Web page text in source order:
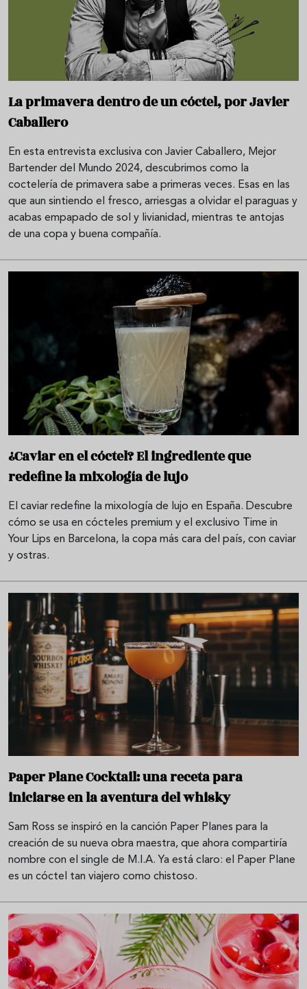
La primavera dentro de un cóctel, por Javier
Caballero
En esta entrevista exclusiva con Javier Caballero, Mejor
Bartender del Mundo 2024, descubrimos como la
coctelería de primavera sabe a primeras veces. Esas en las
que aun sintiendo el fresco, arriesgas a olvidar el paraguas y
acabas empapado de sol y livianidad, mientras te antojas
de una copa y buena compañía.
¿Caviar en el cóctel? El ingrediente que
redefine la mixología de lujo
El caviar redefine la mixología de lujo en España. Descubre
cómo se usa en cócteles premium y el exclusivo Time in
Your Lips en Barcelona, la copa más cara del país, con caviar
y ostras.
Paper Plane Cocktail: una receta para
iniciarse en la aventura del whisky
Sam Ross se inspiró en la canción Paper Planes para la
creación de su nueva obra maestra, que ahora compartiría
nombre con el single de M.I.A. Ya está claro: el Paper Plane
es un cóctel tan viajero como chistoso.